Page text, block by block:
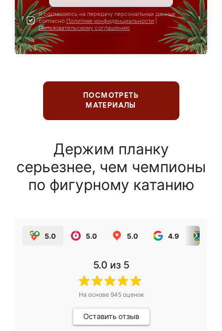
Я соглашаюсь на передачу персональных данных
согласно Политике конфиденциальности
Пользовательскому соглашению
ПОСМОТРЕТЬ
МАТЕРИАЛЫ
Держим планку
серьезнее, чем чемпионы
по фигурному катанию
5.0 5.0 5.0 4.9
5.0 из 5
На основе 945оценок
Оставить отзыв